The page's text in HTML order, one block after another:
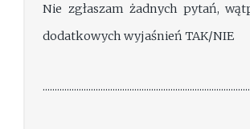
Nie zgłaszam żadnych pytań,
dodatkowych wyjaśnień TAK/NIE